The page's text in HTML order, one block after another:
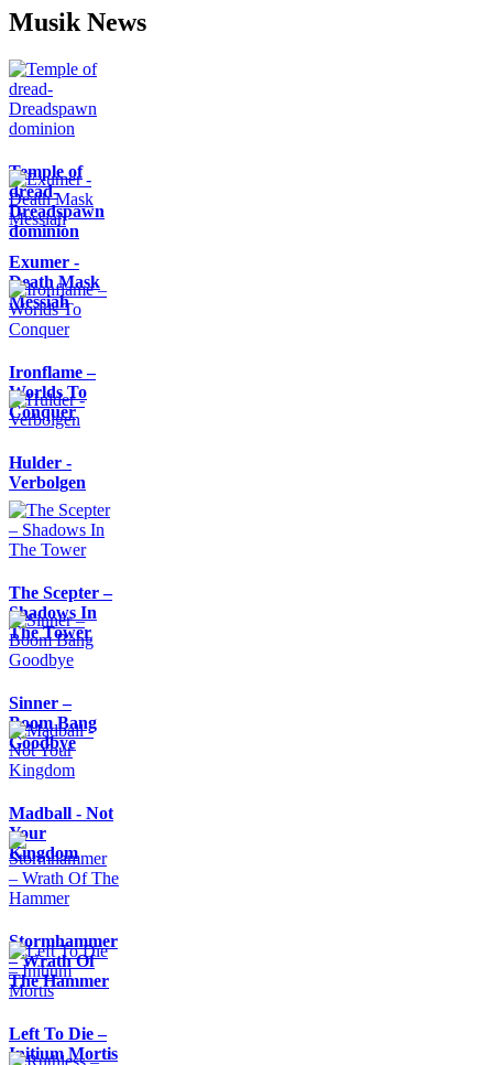
Musik News
Temple of
dread-
Dreadspawn
dominion
Exumer -
Death Mask
Messiah
Ironflame –
Worlds To
Conquer
Hulder -
Verbolgen
The Scepter –
Shadows In
The Tower
Sinner –
Boom Bang
Goodbye
Madball - Not
Your
Kingdom
Stormhammer
– Wrath Of
The Hammer
Left To Die –
Initium Mortis